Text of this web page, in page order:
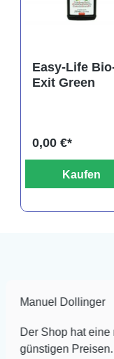
Easy-Life
Exit Green
0,00 €*
Kaufen
Dollinger
hat eine riesige
Preisen. Der